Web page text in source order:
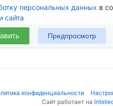
персональных данных в
сайта
конфиденциальности
Сайт работает на